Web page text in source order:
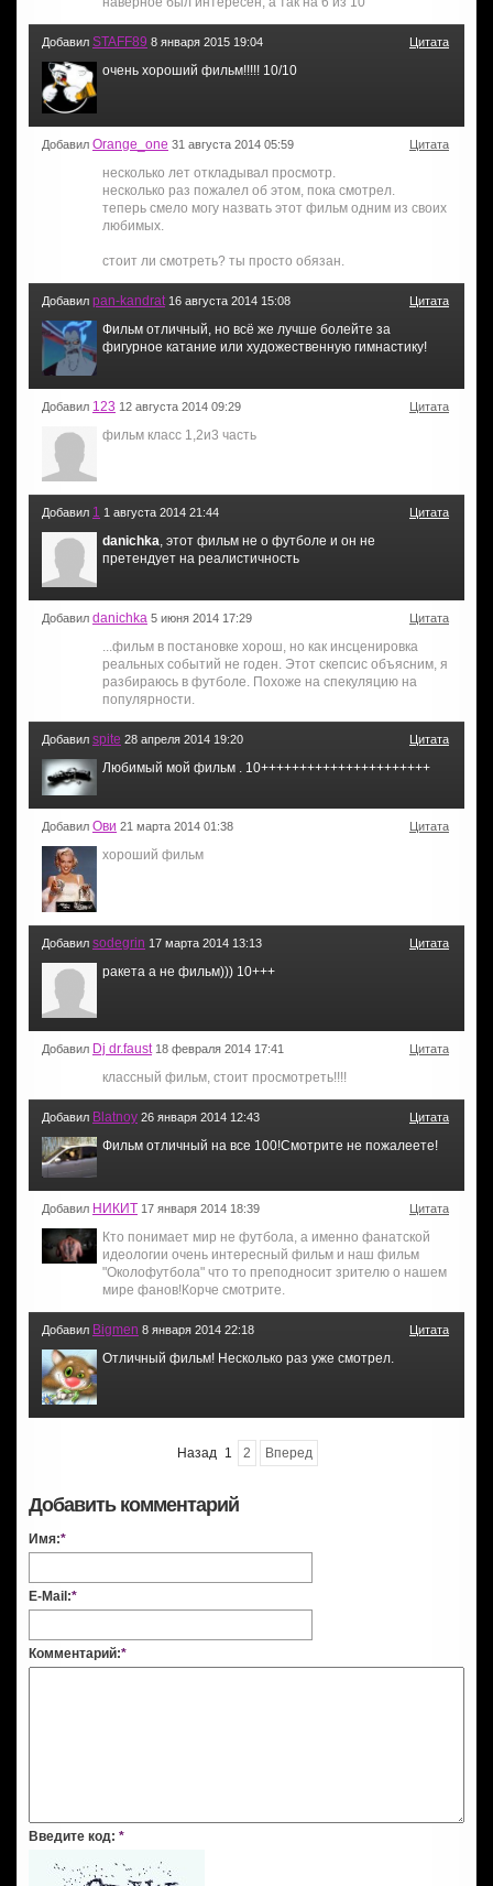
Добавил STAFF89 8 января 2015 19:04 Цитата
очень хороший фильм!!!!! 10/10
Добавил Orange_one 31 августа 2014 05:59 Цитата
несколько лет откладывал просмотр.
несколько раз пожалел об этом, пока смотрел.
теперь смело могу назвать этот фильм одним из своих
любимых.
стоит ли смотреть? ты просто обязан.
Добавил pan-kandrat 16 августа 2014 15:08 Цитата
Фильм отличный, но всё же лучше болейте за
фигурное катание или художественную гимнастику!
Добавил 123 12 августа 2014 09:29 Цитата
фильм класс 1,2и3 часть
Добавил 1 1 августа 2014 21:44 Цитата
danichka, этот фильм не о футболе и он не
претендует на реалистичность
Добавил danichka 5 июня 2014 17:29 Цитата
...фильм в постановке хорош, но как инсценировка
реальных событий не годен. Этот скепсис объясним, я
разбираюсь в футболе. Похоже на спекуляцию на
популярности.
Добавил spite 28 апреля 2014 19:20 Цитата
Любимый мой фильм . 10++++++++++++++++++++++
Добавил Ови 21 марта 2014 01:38 Цитата
хороший фильм
Добавил sodegrin 17 марта 2014 13:13 Цитата
ракета а не фильм))) 10+++
Добавил Dj dr.faust 18 февраля 2014 17:41 Цитата
классный фильм, стоит просмотреть!!!!
Добавил Blatnoy 26 января 2014 12:43 Цитата
Фильм отличный на все 100!Смотрите не пожалеете!
Добавил НИКИТ 17 января 2014 18:39 Цитата
Кто понимает мир не футбола, а именно фанатской
идеологии очень интересный фильм и наш фильм
"Околофутбола" что то преподносит зрителю о нашем
мире фанов!Корче смотрите.
Добавил Bigmen 8 января 2014 22:18 Цитата
Отличный фильм! Несколько раз уже смотрел.
Назад 1 2 Вперед
Добавить комментарий
Имя:*
E-Mail:*
Комментарий:*
Введите код: *